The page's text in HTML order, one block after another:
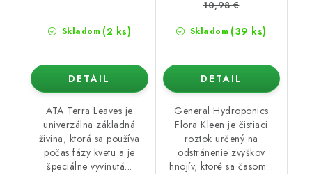
Skladom (2 ks)
DETAIL
ATA Terra Leaves je
univerzálna základná
živina, ktorá sa používa
počas fázy kvetu a je
špeciálne vyvinutá...
Skladom (39 ks)
10,98 €
DETAIL
General Hydroponics
Flora Kleen je čistiaci
roztok určený na
odstránenie zvyškov
hnojív, ktoré sa časom...